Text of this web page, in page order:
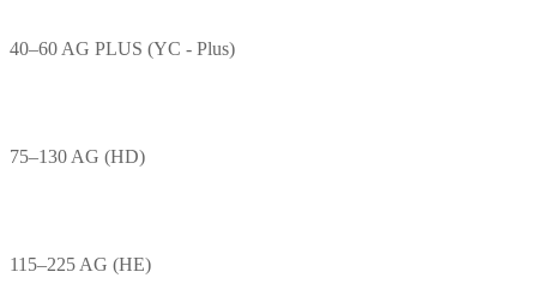
40–60 AG PLUS (YC - Plus)
75–130 AG (HD)
115–225 AG (HE)